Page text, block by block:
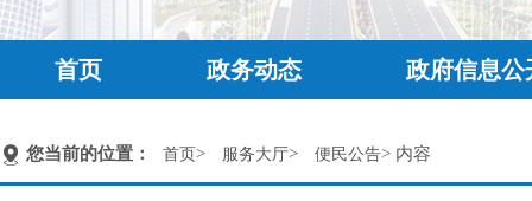
首页 政务动态 政府信息公
您当前的位置： 首页> 服务大厅> 便民公告> 内容